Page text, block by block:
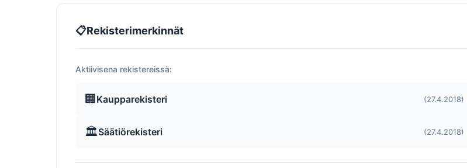
📋Rekisterimerkinnät
Aktiivisena rekistereissä:
🏢 Kaupparekisteri (27.4.2018)
🏛️Säätiörekisteri (27.4.2018)